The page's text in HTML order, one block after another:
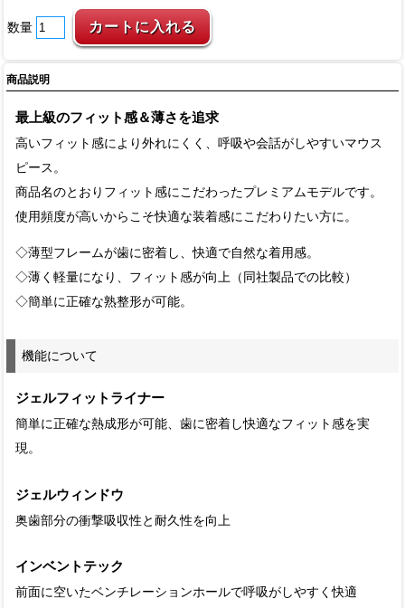
数量
商品説明
最上級のフィット感＆薄さを追求
高いフィット感により外れにくく、呼吸や会話がしやすいマウス
ピース。
商品名のとおりフィット感にこだわったプレミアムモデルです。
使用頻度が高いからこそ快適な装着感にこだわりたい方に。
◇薄型フレームが歯に密着し、快適で自然な着用感。
◇薄く軽量になり、フィット感が向上（同社製品での比較）
◇簡単に正確な熟整形が可能。
機能について
ジェルフィットライナー
簡単に正確な熱成形が可能、歯に密着し快適なフィット感を実
現。
ジェルウィンドウ
奥歯部分の衝撃吸収性と耐久性を向上
インベントテック
前面に空いたベンチレーションホールで呼吸がしやすく快適